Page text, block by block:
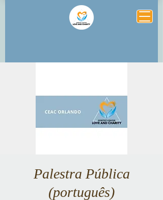
Palestra Pública
(português)